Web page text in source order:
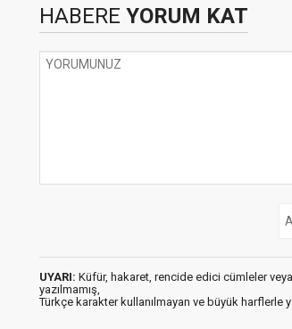
HABERE YORUM KAT
UYARI: Küfür, hakaret, rencide edici cümleler
yazılmamış,
Türkçe karakter kullanılmayan ve büyük harflerle